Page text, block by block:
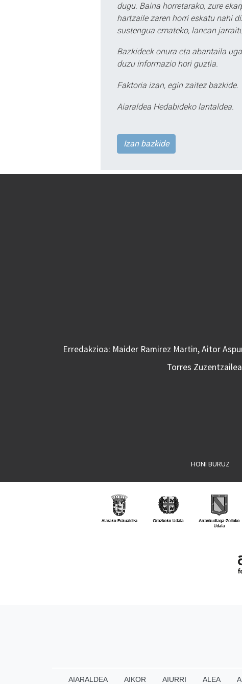
dugu. Baina horretarako, zure
hartzaile zaren horri eskatu nahi
sustengua emateko, lanean
Bazkideek onura eta abantaila
duzu informazio hori guztia.
Faktoria izan, egin zaitez bazkide.
Aiaraldea Hedabideko lantaldea.
Izan bazkide
Erredakzioa: Maider Ramirez Martin, Aitor
Torres
HONI BURUZ
AIARALDEA AIKOR AIURRI ALEA